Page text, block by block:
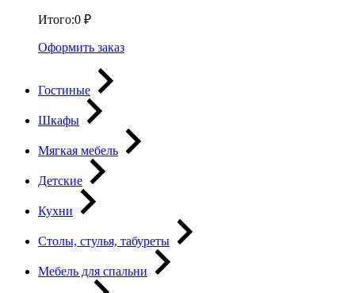
Итого:0 ₽
Оформить заказ
Гостиные
Шкафы
Мягкая мебель
Детские
Кухни
Столы, стулья, табуреты
Мебель для спальни